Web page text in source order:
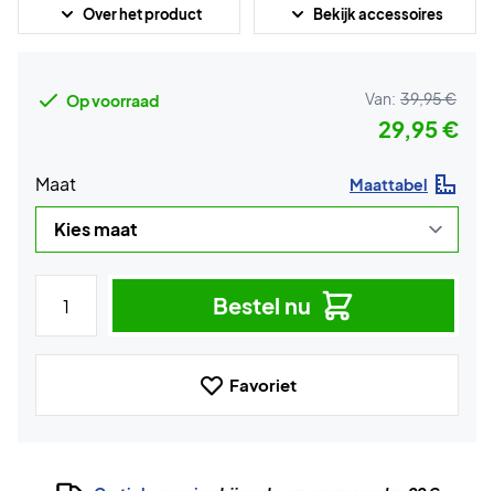
Over het product Bekijk accessoires
Op voorraad Van: 39,95 €
29,95 €
Maat Maattabel
Bestel nu
Favoriet